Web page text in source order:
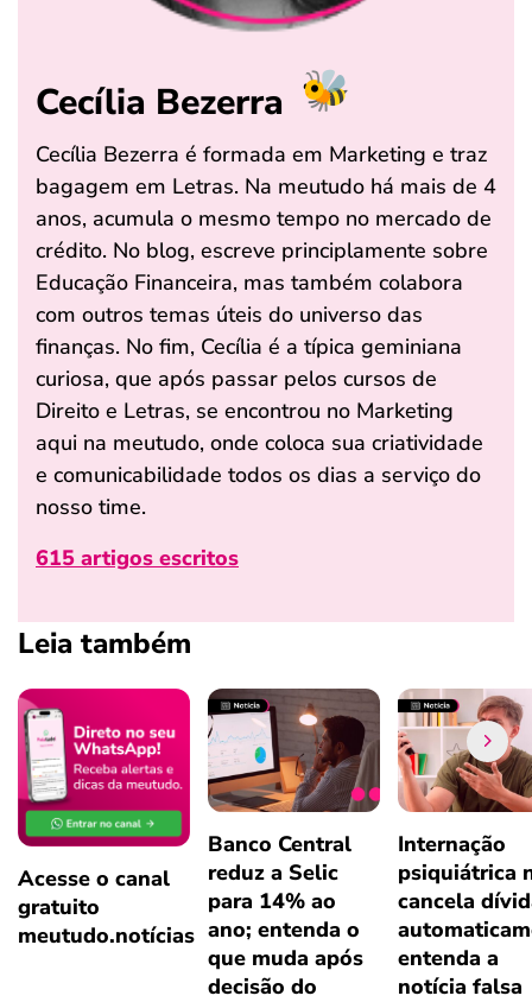
Cecília Bezerra
Cecília Bezerra é formada em Marketing e traz
bagagem em Letras. Na meutudo há mais de 4
anos, acumula o mesmo tempo no mercado de
crédito. No blog, escreve principlamente sobre
Educação Financeira, mas também colabora
com outros temas úteis do universo das
finanças. No fim, Cecília é a típica geminiana
curiosa, que após passar pelos cursos de
Direito e Letras, se encontrou no Marketing
aqui na meutudo, onde coloca sua criatividade
e comunicabilidade todos os dias a serviço do
nosso time.
615 artigos escritos
Leia também
Acesse o canal
gratuito
meutudo.notícias
Banco Central
reduz a Selic
para 14% ao
ano; entenda o
que muda após
decisão do
Internação
psiquiátrica
cancela
entenda a
notícia falsa